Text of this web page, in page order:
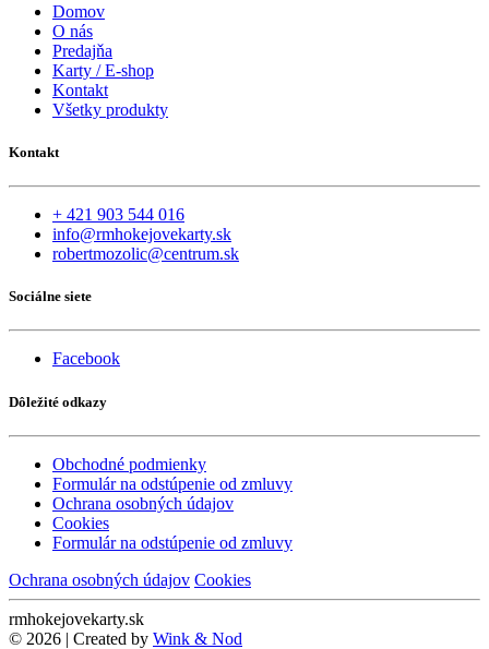
Domov
O nás
Predajňa
Karty / E-shop
Kontakt
Všetky produkty
Kontakt
+ 421 903 544 016
info@rmhokejovekarty.sk
robertmozolic@centrum.sk
Sociálne siete
Facebook
Dôležité odkazy
Obchodné podmienky
Formulár na odstúpenie od zmluvy
Ochrana osobných údajov
Cookies
Formulár na odstúpenie od zmluvy
Ochrana osobných údajov Cookies
rmhokejovekarty.sk
© 2026 | Created by Wink & Nod